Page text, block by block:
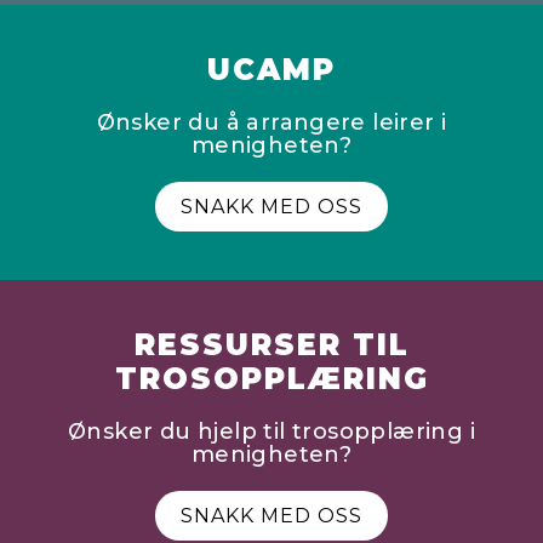
UCAMP
Ønsker du å arrangere leirer i
menigheten?
SNAKK MED OSS
RESSURSER TIL
TROSOPPLÆRING
Ønsker du hjelp til trosopplæring i
menigheten?
SNAKK MED OSS